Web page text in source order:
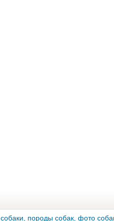
собаки, породы собак, фото